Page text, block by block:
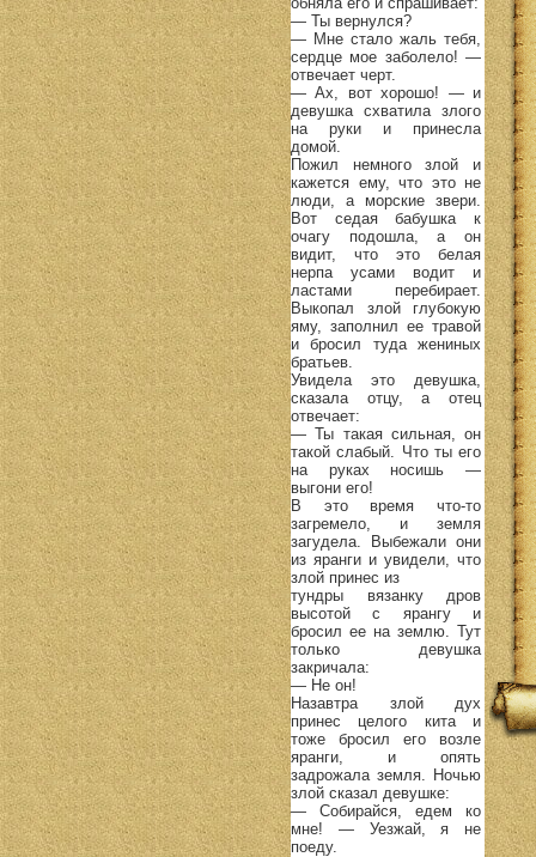
— Ты вернулся?
— Мне стало жаль тебя,
сердце мое заболело! —
отвечает черт.
— Ах, вот хорошо! — и
девушка схватила злого
на руки и принесла
домой.
Пожил немного злой и
кажется ему, что это не
люди, а морские звери.
Вот седая бабушка к
очагу подошла, а он
видит, что это белая
нерпа усами водит и
ластами перебирает.
Выкопал злой глубокую
яму, заполнил ее травой
и бросил туда жениных
братьев.
Увидела это девушка,
сказала отцу, а отец
отвечает:
— Ты такая сильная, он
такой слабый. Что ты его
на руках носишь —
выгони его!
В это время что-то
загремело, и земля
загудела. Выбежали они
из яранги и увидели, что
злой принес из
тундры вязанку дров
высотой с ярангу и
бросил ее на землю. Тут
только девушка
закричала:
— Не он!
Назавтра злой дух
принес целого кита и
тоже бросил его возле
яранги, и опять
задрожала земля. Ночью
злой сказал девушке:
— Собирайся, едем ко
мне! — Уезжай, я не
поеду.